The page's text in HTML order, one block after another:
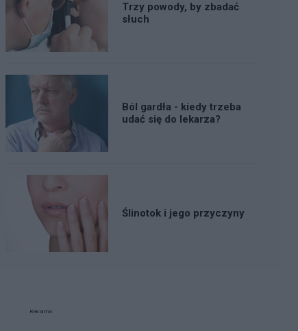
Trzy powody, by zbadać
słuch
Ból gardła - kiedy trzeba
udać się do lekarza?
Ślinotok i jego przyczyny
Reklama: